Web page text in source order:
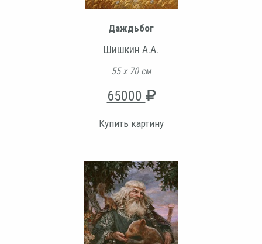
Даждьбог
Шишкин А.А.
55 х 70 см
65000
Купить картину